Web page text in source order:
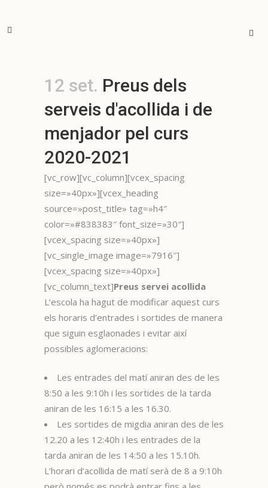
12 set. Preus dels
serveis d'acollida i de
menjador pel curs
2020-2021
[vc_row][vc_column][vcex_spacing
size=»40px»][vcex_heading
source=»post_title» tag=»h4″
color=»#838383″ font_size=»30″]
[vcex_spacing size=»40px»]
[vc_single_image image=»7916″]
[vcex_spacing size=»40px»]
[vc_column_text]Preus servei acollida
L’escola ha hagut de modificar aquest curs
els horaris d’entrades i sortides de manera
que siguin esglaonades i evitar així
possibles aglomeracions:
Les entrades del matí aniran des de les
8:50 a les 9:10h i les sortides de la tarda
aniran de les 16:15 a les 16.30.
Les sortides de migdia aniran des de les
12.20 a les 12:40h i les entrades de la
tarda aniran de les 14:50 a les 15.10h.
L’horari d’acollida de matí serà de 8 a 9:10h